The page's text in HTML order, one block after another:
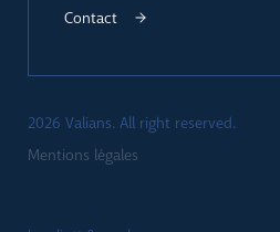
Contact
2026 Valians. All right reserved.
Mentions légales